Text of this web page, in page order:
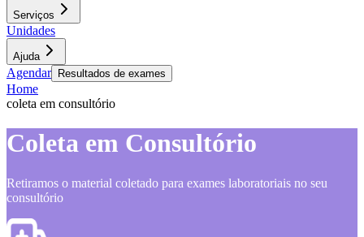
Serviços
Unidades
Ajuda
Agendar Resultados de exames
Home
coleta em consultório
Coleta em Consultório
Retiramos o material coletado para exames laboratoriais no seu
consultório